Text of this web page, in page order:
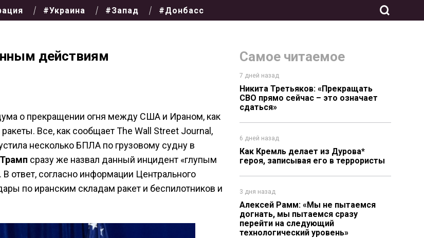
#Украина #Запад #Донбасс
Самое читаемое
7 дней назад
Никита Третьяков: «Прекращать
СВО прямо сейчас – это означает
сдаться»
6 дней назад
Как Кремль делает из Дурова*
героя, записывая его в террористы
3 дня назад
Алексей Рамм: «Мы не пытаемся
догнать, мы пытаемся сразу
перейти на следующий
технологический уровень»
действиям
о прекращении огня между США и Ираном, как
Все, как сообщает The Wall Street Journal,
несколько БПЛА по грузовому судну в
Трамп сразу же назвал данный инцидент «глупым
ответ, согласно информации Центрального
по иранским складам ракет и беспилотников и